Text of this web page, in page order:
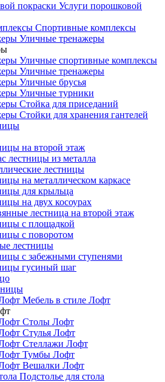
Услуги порошковой
Спортивные комплексы
Уличные тренажеры
Уличные спортивные комплексы
Уличные тренажеры
Уличные брусья
Уличные турники
Cтойка для приседаний
Стойки для хранения гантелей
на второй этаж
лестницы из металла
лестницы
на металлическом каркасе
для крыльца
на двух косоурах
лестница на второй этаж
с площадкой
с поворотом
лестницы
с забежными ступенями
гусиный шаг
Мебель в стиле Лофт
Столы Лофт
Стулья Лофт
Стеллажи Лофт
Тумбы Лофт
Вешалки Лофт
Подстолье для стола